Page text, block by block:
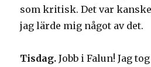
som kritisk. Det var
jag lärde mig något av det.
Tisdag.Jobb i Falun! Jag